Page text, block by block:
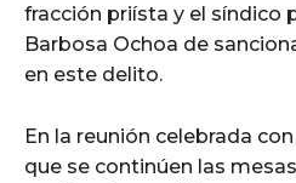
fracción priísta y el síndico
Barbosa Ochoa de
en este delito.
En la reunión celebrada
que se continúen las